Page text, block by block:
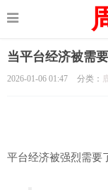
当平台经济被需
2026-01-06 01:47 分类：
平台经济被强烈需要